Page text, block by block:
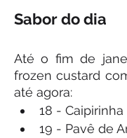
Sabor do dia
Até o fim de
frozen custard
até agora:
18 -
19 - Pavê de